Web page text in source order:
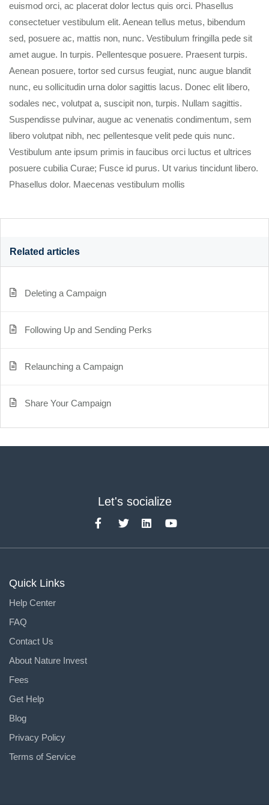
euismod orci, ac placerat dolor lectus quis orci. Phasellus
consectetuer vestibulum elit. Aenean tellus metus, bibendum
sed, posuere ac, mattis non, nunc. Vestibulum fringilla pede sit
amet augue. In turpis. Pellentesque posuere. Praesent turpis.
Aenean posuere, tortor sed cursus feugiat, nunc augue blandit
nunc, eu sollicitudin urna dolor sagittis lacus. Donec elit libero,
sodales nec, volutpat a, suscipit non, turpis. Nullam sagittis.
Suspendisse pulvinar, augue ac venenatis condimentum, sem
libero volutpat nibh, nec pellentesque velit pede quis nunc.
Vestibulum ante ipsum primis in faucibus orci luctus et ultrices
posuere cubilia Curae; Fusce id purus. Ut varius tincidunt libero.
Phasellus dolor. Maecenas vestibulum mollis
Related articles
Deleting a Campaign
Following Up and Sending Perks
Relaunching a Campaign
Share Your Campaign
Let's socialize
Quick Links
Help Center
FAQ
Contact Us
About Nature Invest
Fees
Get Help
Blog
Privacy Policy
Terms of Service